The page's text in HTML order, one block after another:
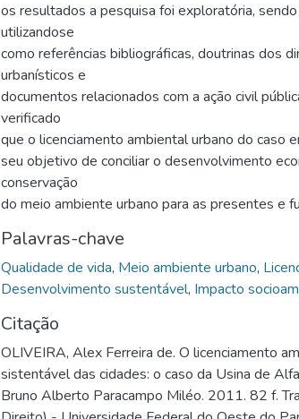
os resultados a pesquisa foi exploratória,
utilizandose
como referências bibliográficas, doutrinas dos
urbanísticos e
documentos relacionados com a ação civil
verificado
que o licenciamento ambiental urbano do caso
seu objetivo de conciliar o desenvolvimento
conservação
do meio ambiente urbano para as presentes e
Palavras-chave
Qualidade de vida, Meio ambiente urbano,
Desenvolvimento sustentável, Impacto
Citação
OLIVEIRA, Alex Ferreira de. O licenciamento
sistentável das cidades: o caso da Usina de
Bruno Alberto Paracampo Miléo. 2011. 82 f.